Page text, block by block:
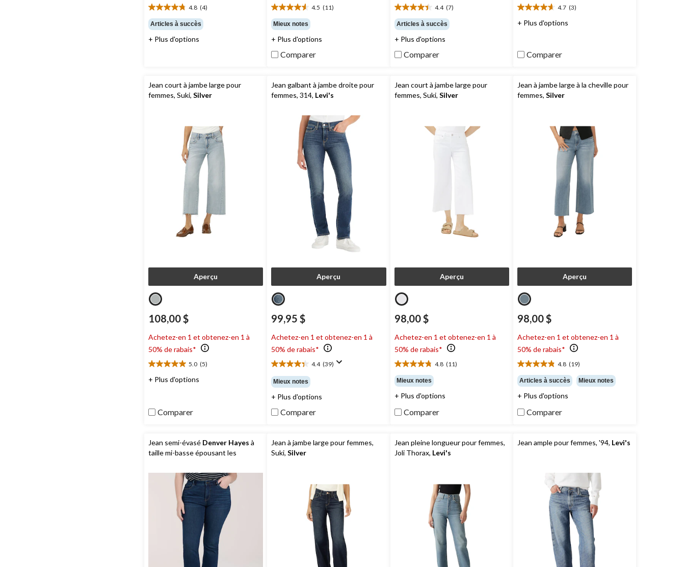
4.8 (4)
4.8
étoile(s)
sur
5.
Articles à succès
+ Plus d'options
4.5 (11)
4.5
étoile(s)
sur
5.
11
évaluations
Mieux notes
+ Plus d'options
Comparer
4.4 (7)
4.4
étoile(s)
sur
5.
7
évaluations
Articles à succès
+ Plus d'options
Comparer
4.7 (3)
4.7
étoile(s)
3
évaluations
+ Plus d'options
Comparer
Jean court à jambe large pour
femmes, Suki,Silver
Aperçu
108,00 $
Achetez-en 1 et obtenez-en 1 à
50% de rabais*
5.0 (5)
5.0
étoile(s)
5
évaluations
+ Plus d'options
Comparer
Jean galbant à jambe droite pour
femmes, 314, Levi's
Aperçu
99,95 $
Achetez-en 1 et obtenez-en 1 à
50% de rabais*
4.4 (39)
4.4
étoile(s)
sur
5.
39
évaluations
Mieux notes
+ Plus d'options
Comparer
Jean court à jambe large pour
femmes, Suki, Silver
Aperçu
98,00 $
Achetez-en 1 et obtenez-en 1 à
50% de rabais*
4.8 (11)
4.8
étoile(s)
sur
5.
11
évaluations
Mieux notes
+ Plus d'options
Comparer
Jean à jambe large à la cheville pour
femmes, Silver
Aperçu
98,00 $
Achetez-en 1 et obtenez-en 1 à
50% de rabais*
4.8 (19)
4.8
étoile(s)
sur
5.
19
évaluations
Articles à succès Mieux notes
+ Plus d'options
Comparer
Jean semi-évasé Denver Hayes à
taille mi-basse épousant les
Jean à jambe large pour femmes,
Suki,Silver
Jean pleine longueur pour femmes,
Joli Thorax, Levi's
Jean ample pour femmes, '94, Levi's